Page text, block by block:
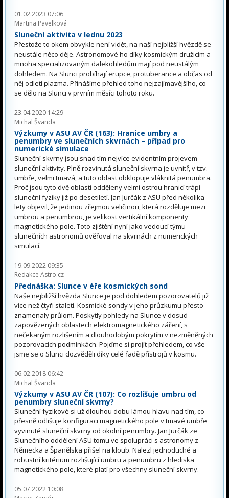
01.02.2023 07:06
Martina Pavelková
Sluneční aktivita v lednu 2023
Přestože to okem obvykle není vidět, na naší nejbližší hvězdě se
neustále něco děje. Astronomové ho díky kosmickým družicím a
mnoha specializovaným dalekohledům mají pod neustálým
dohledem. Na Slunci probíhají erupce, protuberance a občas od
něj odletí plazma. Přinášíme přehled toho nejzajímavějšího, co
se dělo na Slunci v prvním měsíci tohoto roku.
23.04.2020 14:29
Michal Švanda
Výzkumy v ASU AV ČR (163): Hranice umbry a
penumbry ve slunečních skvrnách – případ pro
numerické simulace
Sluneční skvrny jsou snad tím nejvíce evidentním projevem
sluneční aktivity. Plně rozvinutá sluneční skvrna je uvnitř, v tzv.
umbře, velmi tmavá, a tuto oblast obklopuje vláknitá penumbra.
Proč jsou tyto dvě oblasti odděleny velmi ostrou hranicí trápí
sluneční fyziky již po desetiletí. Jan Jurčák z ASU před několika
lety objevil, že jedinou zřejmou veličinou, která rozděluje mezi
umbrou a penumbrou, je velikost vertikální komponenty
magnetického pole. Toto zjištění nyní jako vedoucí týmu
slunečních astronomů ověřoval na skvrnách z numerických
simulací.
19.09.2022 09:35
Redakce Astro.cz
Přednáška: Slunce v éře kosmických sond
Naše nejbližší hvězda Slunce je pod dohledem pozorovatelů již
více než čtyři staletí. Kosmické sondy v jeho průzkumu přesto
znamenaly průlom. Poskytly pohledy na Slunce v dosud
zapovězených oblastech elektromagnetického záření, s
nečekaným rozlišením a dlouhodobým pokrytím v nezměněných
pozorovacích podmínkách. Pojďme si projít přehledem, co vše
jsme se o Slunci dozvěděli díky celé řadě přístrojů v kosmu.
06.02.2018 06:42
Michal Švanda
Výzkumy v ASU AV ČR (107): Co rozlišuje umbru od
penumbry sluneční skvrny?
Sluneční fyzikové si už dlouhou dobu lámou hlavu nad tím, co
přesně odlišuje konfiguraci magnetického pole v tmavé umbře
vyvinuté sluneční skvrny od okolní penumbry. Jan Jurčák ze
Slunečního oddělení ASU tomu ve spolupráci s astronomy z
Německa a Španělska přišel na kloub. Nalezl jednoduché a
robustní kritérium rozlišující umbru a penumbru z hlediska
magnetického pole, které platí pro všechny sluneční skvrny.
05.07.2022 10:08